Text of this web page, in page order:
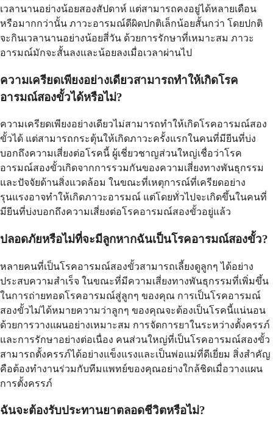
เวลานานอย่างน้อยสองสัปดาห์ แต่สามารถคงอยู่ได้หลายเดือน
หรือมากกว่านั้น ภาวะอารมณ์ดีผิดปกติเล็กน้อยสั้นกว่า โดยปกติ
จะกินเวลานานอย่างน้อยสี่วัน ด้วยการรักษาที่เหมาะสม ภาวะ
อารมณ์มักจะสั้นลงและน้อยลงเมื่อเวลาผ่านไป
ความเครียดเพียงอย่างเดียวสามารถทำให้เกิดโรค
อารมณ์สองขั้วได้หรือไม่?
ความเครียดเพียงอย่างเดียวไม่สามารถทำให้เกิดโรคอารมณ์สอง
ขั้วได้ แต่สามารถกระตุ้นให้เกิดภาวะครั้งแรกในคนที่มียีนที่บ่ง
บอกถึงความเสี่ยงต่อโรคนี้ ผู้เชี่ยวชาญส่วนใหญ่เชื่อว่าโรค
อารมณ์สองขั้วเกิดจากการรวมกันของความเสี่ยงทางพันธุกรรม
และปัจจัยด้านสิ่งแวดล้อม ในขณะที่เหตุการณ์ที่เครียดอย่าง
รุนแรงอาจทำให้เกิดภาวะอารมณ์ แต่โดยทั่วไปจะเกิดขึ้นในคนที่
มียีนที่บ่งบอกถึงความเสี่ยงต่อโรคอารมณ์สองขั้วอยู่แล้ว
ปลอดภัยหรือไม่ที่จะมีลูกหากฉันเป็นโรคอารมณ์สองขั้ว?
หลายคนที่เป็นโรคอารมณ์สองขั้วสามารถเลี้ยงดูลูกๆ ได้อย่าง
ประสบความสำเร็จ ในขณะที่มีความเสี่ยงทางพันธุกรรมที่เพิ่มขึ้น
ในการถ่ายทอดโรคอารมณ์สู่ลูกๆ ของคุณ การเป็นโรคอารมณ์
สองขั้วไม่ได้หมายความว่าลูกๆ ของคุณจะต้องเป็นโรคนี้แน่นอน
ด้วยการวางแผนอย่างเหมาะสม การจัดการยาในระหว่างตั้งครรภ์
และการรักษาอย่างต่อเนื่อง คนส่วนใหญ่ที่เป็นโรคอารมณ์สองขั้ว
สามารถตั้งครรภ์ได้อย่างแข็งแรงและเป็นพ่อแม่ที่ดีเยี่ยม สิ่งสำคัญ
คือต้องทำงานร่วมกับทีมแพทย์ของคุณอย่างใกล้ชิดเมื่อวางแผน
การตั้งครรภ์
ฉันจะต้องรับประทานยาตลอดชีวิตหรือไม่?